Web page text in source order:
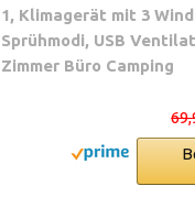
1, Klimagerät mit 3
Sprühmodi, USB
Zimmer Büro Camping